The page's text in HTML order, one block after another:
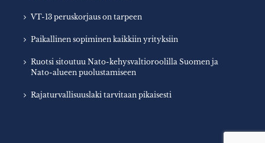
VT-13 peruskorjaus on tarpeen
Paikallinen sopiminen kaikkiin yrityksiin
Ruotsi sitoutuu Nato-kehysvaltioroolilla Suomen ja
Nato-alueen puolustamiseen
Rajaturvallisuuslaki tarvitaan pikaisesti